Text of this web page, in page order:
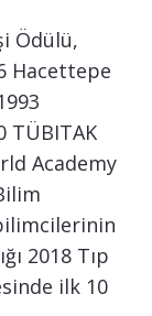
Ödülü,
Hacettepe
TÜBITAK
Academy
2018 Tıp
ilk 10